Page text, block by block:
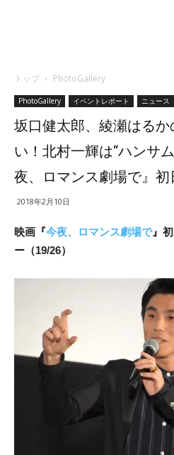
トップ PhotoGallery
PhotoGallery イベントレポート ニュース
坂口健太郎、綾瀬はるか
い！北村一輝は“ハンサ
夜、ロマンス劇場で』初
2018年2月10日
映画『今夜、ロマンス劇場で』
ー（19/26）